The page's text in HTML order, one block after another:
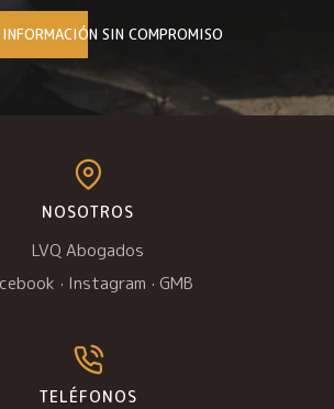
SIN COMPROMISO
NOSOTROS
LVQ Abogados
· Instagram · GMB
TELÉFONOS